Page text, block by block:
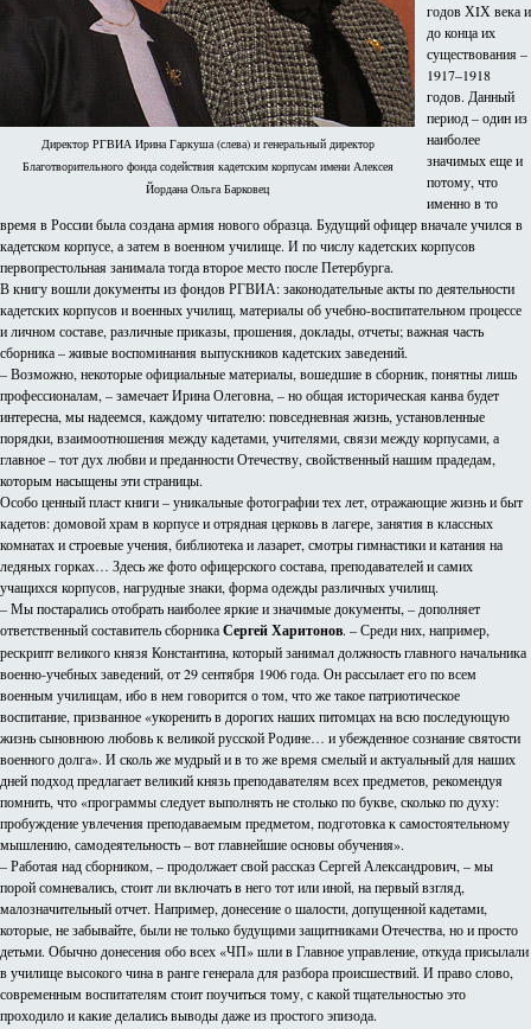
Директор РГВИА Ирина Гаркуша (слева) и генеральный директор
Благотворительного фонда содействия кадетским корпусам имени Алексея
Йордана Ольга Барковец
годов ХIХ века и
до конца их
существования –
1917–1918
годов. Данный
период – один из
наиболее
значимых еще и
потому, что
именно в то
время в России была создана армия нового образца. Будущий офицер вначале учился в
кадетском корпусе, а затем в военном училище. И по числу кадетских корпусов
первопрестольная занимала тогда второе место после Петербурга.
В книгу вошли документы из фондов РГВИА: законодательные акты по деятельности
кадетских корпусов и военных училищ, материалы об учебно-воспитательном процессе
и личном составе, различные приказы, прошения, доклады, отчеты; важная часть
сборника – живые воспоминания выпускников кадетских заведений.
– Возможно, некоторые официальные материалы, вошедшие в сборник, понятны лишь
профессионалам, – замечает Ирина Олеговна, – но общая историческая канва будет
интересна, мы надеемся, каждому читателю: повседневная жизнь, установленные
порядки, взаимоотношения между кадетами, учителями, связи между корпусами, а
главное – тот дух любви и преданности Отечеству, свойственный нашим прадедам,
которым насыщены эти страницы.
Особо ценный пласт книги – уникальные фотографии тех лет, отражающие жизнь и быт
кадетов: домовой храм в корпусе и отрядная церковь в лагере, занятия в классных
комнатах и строевые учения, библиотека и лазарет, смотры гимнастики и катания на
ледяных горках… Здесь же фото офицерского состава, преподавателей и самих
учащихся корпусов, нагрудные знаки, форма одежды различных училищ.
– Мы постарались отобрать наиболее яркие и значимые документы, – дополняет
ответственный составитель сборникаСергей Харитонов. – Среди них, например,
рескрипт великого князя Константина, который занимал должность главного начальника
военно-учебных заведений, от 29 сентября 1906 года. Он рассылает его по всем
военным училищам, ибо в нем говорится о том, что же такое патриотическое
воспитание, призванное «укоренить в дорогих наших питомцах на всю последующую
жизнь сыновнюю любовь к великой русской Родине… и убежденное сознание святости
военного долга». И сколь же мудрый и в то же время смелый и актуальный для наших
дней подход предлагает великий князь преподавателям всех предметов рекомендуя
помнить, что «программы следует выполнять не столько по букве, сколько по духу:
пробуждение увлечения преподаваемым предметом, подготовка к самостоятельному
мышлению, самодеятельность – вот главнейшие основы обучения».
– Работая над сборником, – продолжает свой рассказ Сергей Александрович, – мы
порой сомневались, стоит ли включать в него тот или иной, на первый взгляд,
малозначительный отчет. Например, донесение о шалости, допущенной кадетами,
которые, не забывайте, были не только будущими защитниками Отечества, но и просто
детьми. Обычно донесения обо всех «ЧП» шли в Главное управление, откуда присылали
в училище высокого чина в ранге генерала для разбора происшествий. И право слово,
современным воспитателям стоит поучиться тому, с какой тщательностью это
проходило и какие делались выводы даже из простого эпизода.